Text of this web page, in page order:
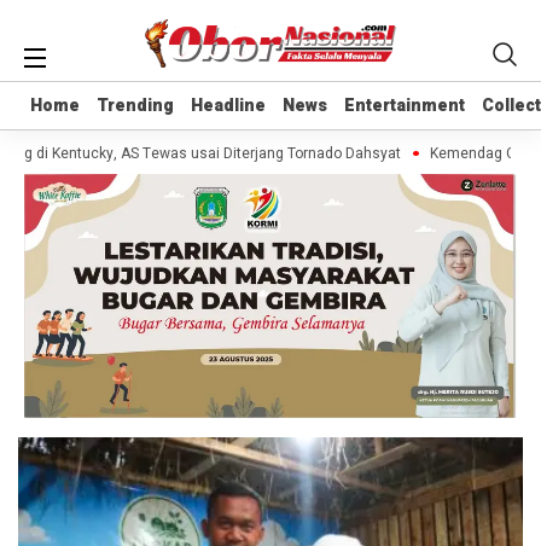
Home Trending Headline News Entertainment
Home Trending Headline News Entertainment
di Kentucky, AS Tewas usai Diterjang Tornado Dahsyat Kemendag